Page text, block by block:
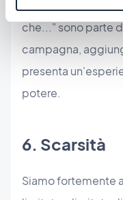
che..." sono parte
campagna,
presenta
potere.
6. Scarsità
Siamo fortemente